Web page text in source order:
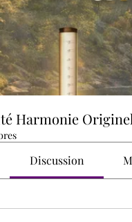
Harmonie
Discussion